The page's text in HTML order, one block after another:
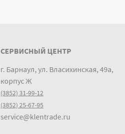
СЕРВИСНЫЙ ЦЕНТР
г. Барнаул, ул. Власихинская, 49а,
корпус Ж
(3852) 31-99-12
(3852) 25-67-95
service@klentrade.ru